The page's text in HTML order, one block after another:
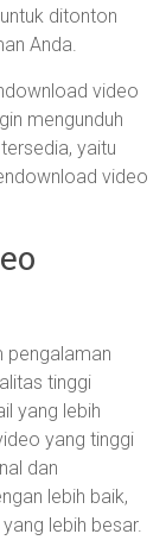
ditonton
Anda.
video
mengunduh
yaitu
video
pengalaman
tinggi
yang lebih
yang tinggi
dan
lebih baik,
lebih besar.